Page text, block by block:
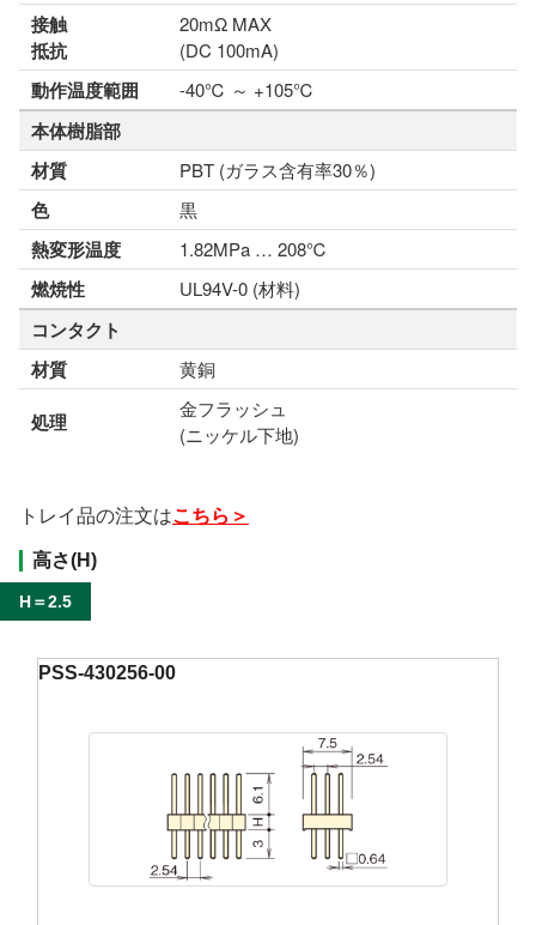
接触
抵抗
20mΩ MAX
(DC 100mA)
動作温度範囲 -40℃ ～ +105℃
本体樹脂部
材質
PBT (ガラス含有率30％)
色 黒
熱変形温度 1.82MPa … 208℃
燃焼性 UL94V-0 (材料)
コンタクト
材質
黄銅
処理
金フラッシュ
(ニッケル下地)
トレイ品の注文はこちら＞
高さ(H)
H＝2.5
PSS-430256-00